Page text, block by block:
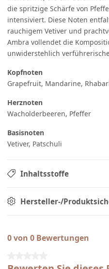
die spritzige Schärfe von
intensiviert. Diese Noten
rauchigem Vetiver und
Ambra vollendet die
unwiderstehlich
Kopfnoten
Grapefruit, Mandarine,
Herznoten
Wacholderbeeren, Pfeffer
Basisnoten
Vetiver, Patschuli
Inhaltsstoffe
Hersteller-/
0 von 0 Bewertungen